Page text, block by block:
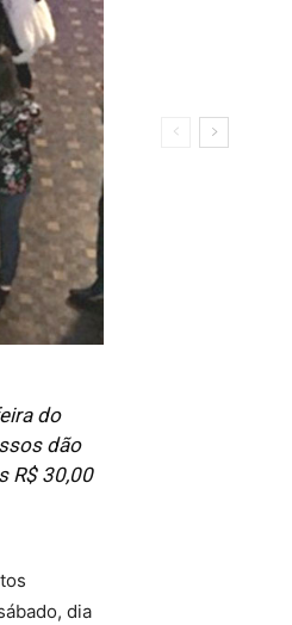
do
dão
R$ 30,00
dia